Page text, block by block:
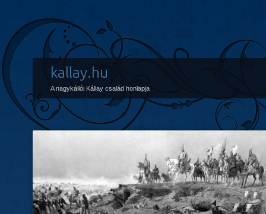
kallay.hu
A nagykállói Kállay család honlapja